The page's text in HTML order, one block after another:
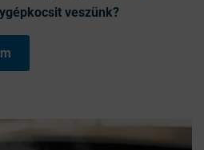
veszünk?